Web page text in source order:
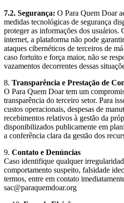
7.2. Segurança: O Para Quem Doar
medidas tecnológicas de segurança
proteger as informações dos usuários.
internet, a plataforma não pode
ataques cibernéticos de terceiros de
caso fortuito e força maior, não se
vazamentos decorrentes dessas
8. Transparência e Prestação de
O Para Quem Doar tem um
transparência do terceiro setor. Para
custos operacionais, despesas de
recebimentos relativos à gestão da
disponibilizados publicamente em
a conferência clara da gestão dos
9. Contato e Denúncias
Caso identifique qualquer
comportamento suspeito, falsidade
termos, entre em contato
sac@paraquemdoar.org